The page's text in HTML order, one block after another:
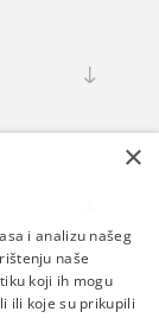
×
i analizu našeg
naše
koji ih mogu
ili koje su prikupili